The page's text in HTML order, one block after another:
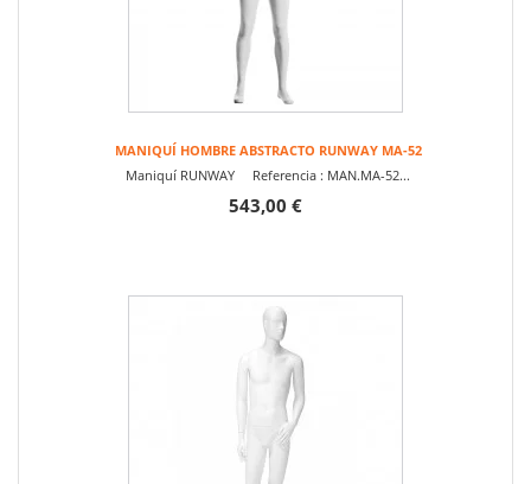
MANIQUÍ HOMBRE ABSTRACTO RUNWAY MA-52
Maniquí RUNWAY Referencia : MAN.MA-52...
543,00 €